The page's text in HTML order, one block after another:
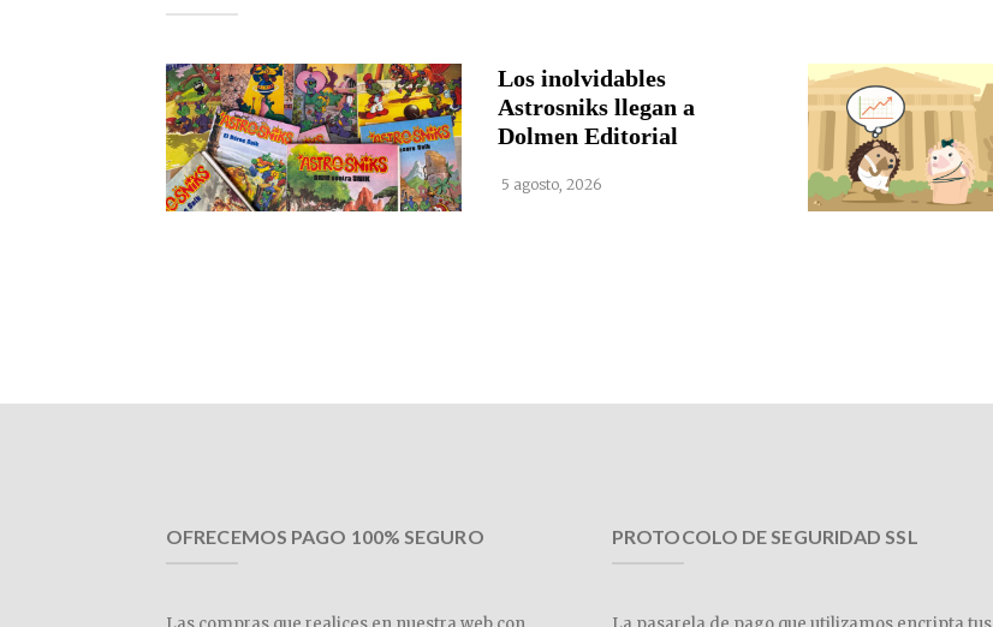
Los inolvidables
Astrosniks llegan a
Dolmen Editorial
5 agosto, 2026
OFRECEMOS PAGO 100% SEGURO PROTOCOLO DE SEGURIDAD SSL